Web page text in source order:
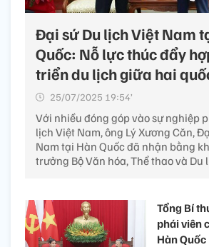
Đại sứ Du lịch Việt Nam
Quốc: Nỗ lực thúc đẩy
triển du lịch giữa hai
25/07/2025 19:54’
Với nhiều đóng góp vào sự nghiệp
lịch Việt Nam, ông Lý Xương Căn,
Nam tại Hàn Quốc đã nhận bằng
trưởng Bộ Văn hóa, Thể thao và Du
Tổng Bí
phái viên
Hàn Quốc